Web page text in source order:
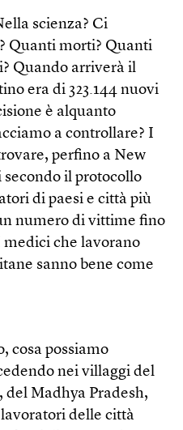
scienza? Ci
Quanti morti? Quanti
Quando arriverà il
era di 323.144 nuovi
è alquanto
a controllare? I
perfino a New
il protocollo
di paesi e città più
numero di vittime fino
che lavorano
sanno bene come
cosa possiamo
nei villaggi del
del Madhya Pradesh,
delle città